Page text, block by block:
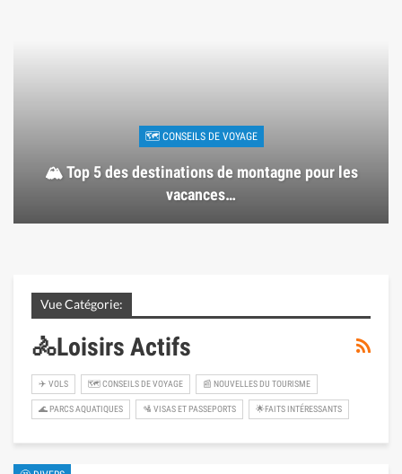
🗺 CONSEILS DE VOYAGE
🏔️ Top 5 des destinations de montagne pour les
vacances…
Vue Catégorie:
🚴Loisirs Actifs
✈️ VOLS 🗺 CONSEILS DE VOYAGE 📰 NOUVELLES DU TOURISME
🌊 PARCS AQUATIQUES 🛂 VISAS ET PASSEPORTS 🌟FAITS INTÉRESSANTS